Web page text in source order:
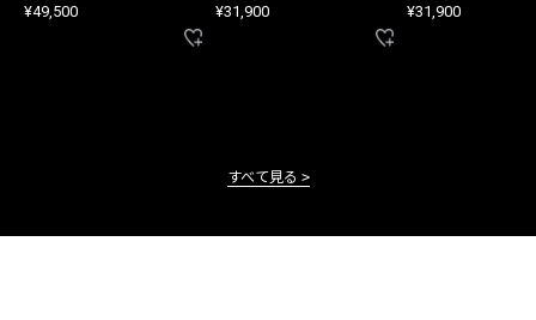
¥49,500 ¥31,900 ¥31,900
すべて見る